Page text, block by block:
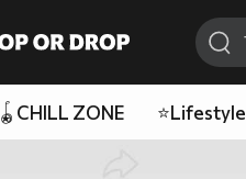
🪀CHILL ZONE ⭐Lifestyle